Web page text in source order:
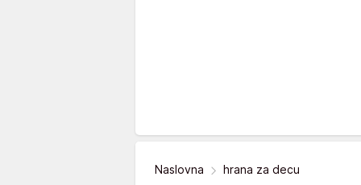
Naslovna hrana za decu